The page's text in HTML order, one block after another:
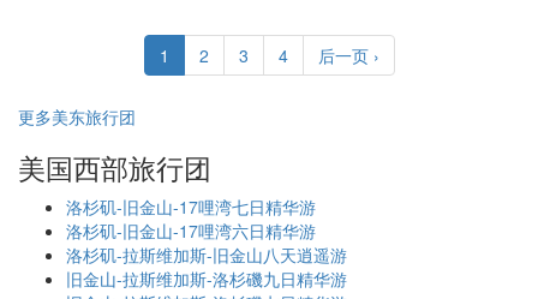
1 2 3 4 后一页 ›
更多美东旅行团
美国西部旅行团
洛杉矶-旧金山-17哩湾七日精华游
洛杉矶-旧金山-17哩湾六日精华游
洛杉矶-拉斯维加斯-旧金山八天逍遥游
旧金山-拉斯维加斯-洛杉磯九日精华游